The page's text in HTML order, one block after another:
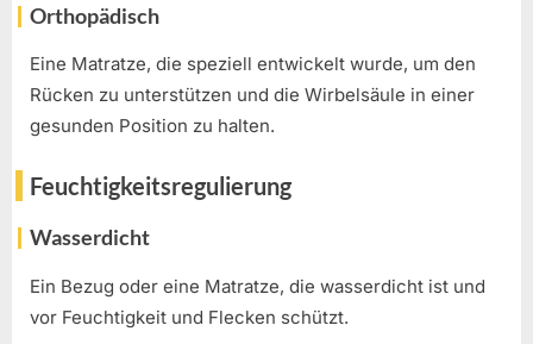
Orthopädisch
Eine Matratze, die speziell entwickelt wurde, um den
Rücken zu unterstützen und die Wirbelsäule in einer
gesunden Position zu halten.
Feuchtigkeitsregulierung
Wasserdicht
Ein Bezug oder eine Matratze, die wasserdicht ist und
vor Feuchtigkeit und Flecken schützt.